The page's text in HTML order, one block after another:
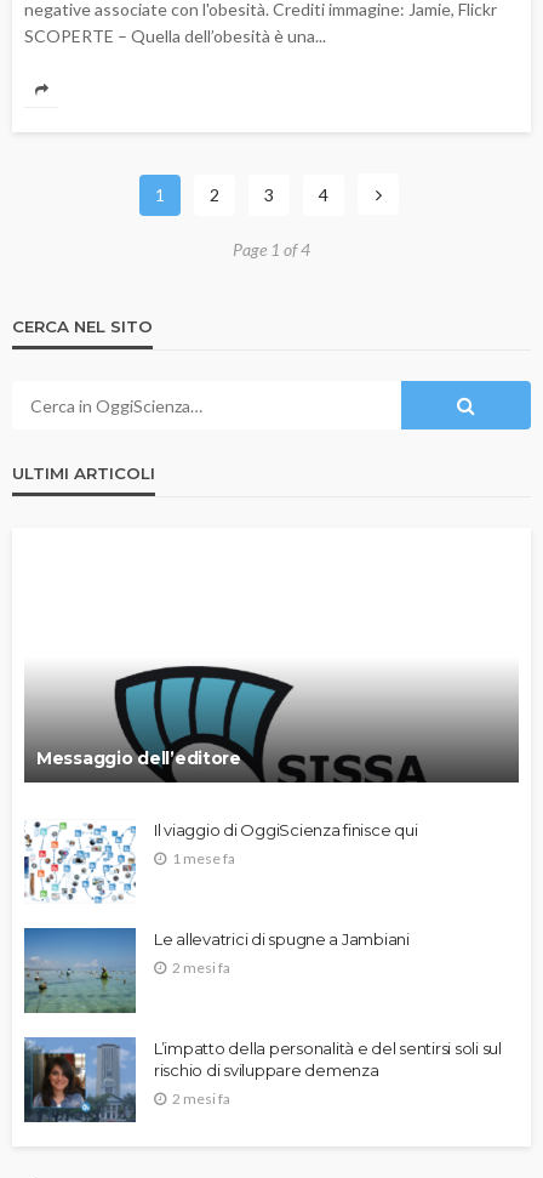
negative associate con l'obesità. Crediti immagine: Jamie, Flickr
SCOPERTE – Quella dell’obesità è una...
1 2 3 4
Page 1 of 4
CERCA NEL SITO
ULTIMI ARTICOLI
Messaggio dell’editore
Il viaggio di OggiScienza finisce qui
1 mese fa
Le allevatrici di spugne a Jambiani
2 mesi fa
L’impatto della personalità e del sentirsi soli sul
rischio di sviluppare demenza
2 mesi fa